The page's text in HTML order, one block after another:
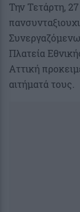
Την Τετάρτη,
Πλατεία
Αττική
αιτήματά τους.